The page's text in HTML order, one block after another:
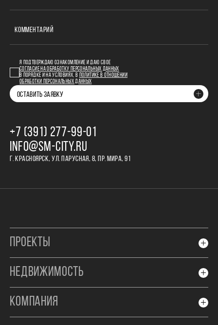
КОММЕНТАРИЙ
Я ПОДТВЕРЖДАЮ ОЗНАКОМЛЕНИЕ И ДАЮ СВОЕ
СОГЛАСИЕ НА ОБРАБОТКУ ПЕРСОНАЛЬНЫХ ДАННЫХ
В ПОРЯДКЕ И НА УСЛОВИЯХ, В
ПОЛИТИКЕ В ОТНОШЕНИИ
ОБРАБОТКИ ПЕРСОНАЛЬНЫХ ДАННЫХ
ОСТАВИТЬ ЗАЯВКУ
+7 (391) 277‒99‒01
INFO@SM-CITY.RU
Г. КРАСНОЯРСК, УЛ. ПАРУСНАЯ, 8, ПР. МИРА, 91
ПРОЕКТЫ
НЕДВИЖИМОСТЬ
КОМПАНИЯ